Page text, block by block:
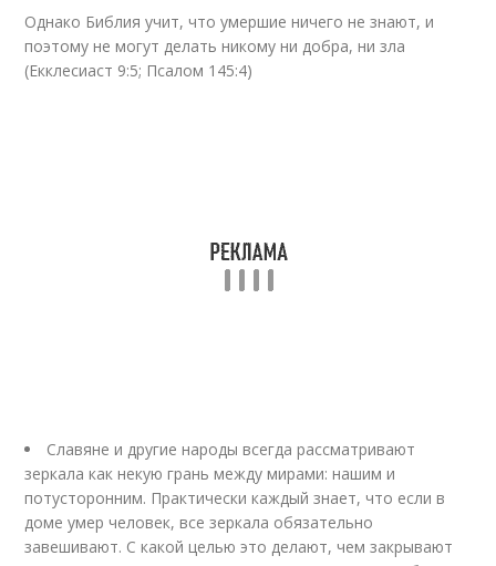
Однако Библия учит, что умершие ничего не знают, и
поэтому не могут делать никому ни добра, ни зла
(Екклесиаст 9:5; Псалом 145:4)
Славяне и другие народы всегда рассматривают
зеркала как некую грань между мирами: нашим и
потусторонним. Практически каждый знает, что если в
доме умер человек, все зеркала обязательно
завешивают. С какой целью это делают, чем закрывают